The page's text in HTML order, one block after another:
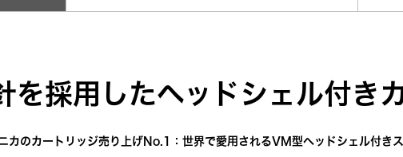
を採用したヘッドシェル付き
カのカートリッジ売り上げNo.1：世界で愛用されるVM型ヘッドシェル付き